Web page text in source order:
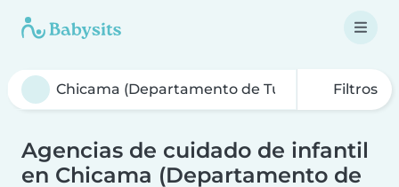
Filtros
Agencias de cuidado de infantil
en Chicama (Departamento de